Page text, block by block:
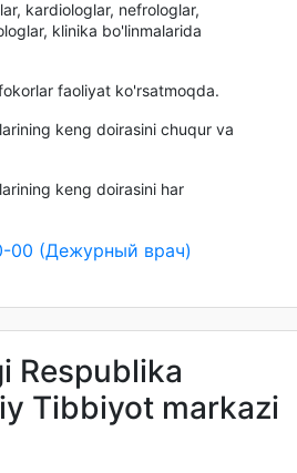
kardiologlar, nefrologlar,
klinika bo'linmalarida
faoliyat ko'rsatmoqda.
keng doirasini chuqur va
keng doirasini har
00 (Дежурный врач)
Respublika
Tibbiyot markazi